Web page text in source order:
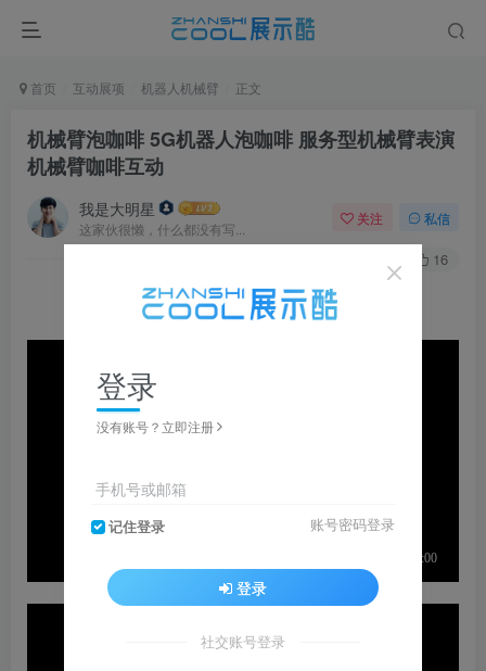
首页 互动展项 机器人机械臂 正文
机械臂泡咖啡 5G机器人泡咖啡 服务型机械臂表演
机械臂咖啡互动
我是大明星
这家伙很懒，什么都没有写...
关注 私信
16
登录
没有账号？立即注册
手机号或邮箱
记住登录 账号密码登录
登录
社交账号登录